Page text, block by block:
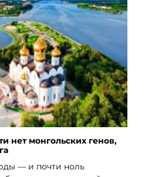
нет монгольских генов,
— и почти ноль